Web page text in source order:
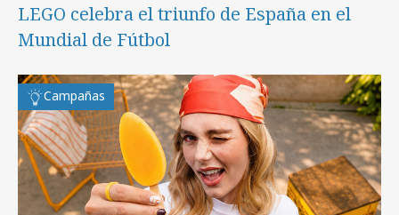
LEGO celebra el triunfo de España en el
Mundial de Fútbol
Campañas